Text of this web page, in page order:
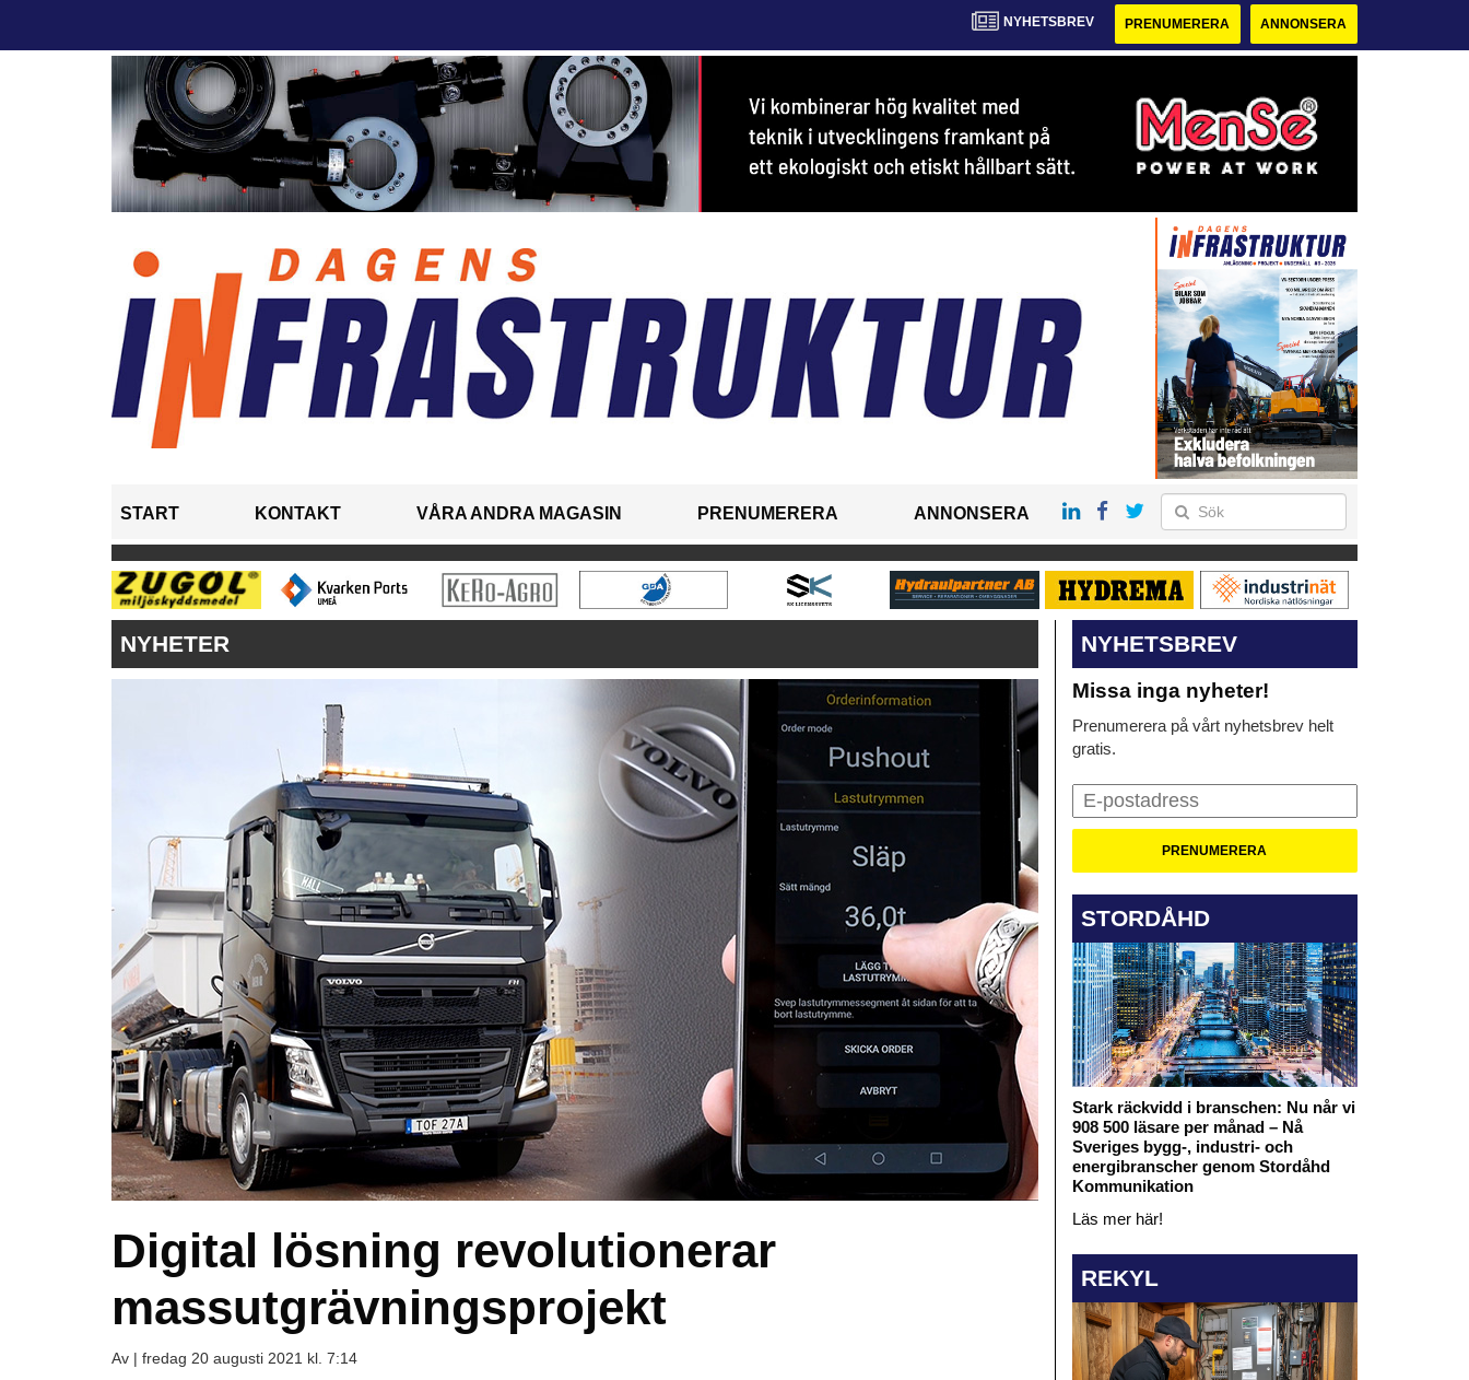
NYHETSBREV PRENUMERERA ANNONSERA
START KONTAKT VÅRA ANDRA MAGASIN PRENUMERERA ANNONSERA
NYHETER
Digital lösning revolutionerar
massutgrävningsprojekt
Av | fredag 20 augusti 2021 kl. 7:14
NYHETSBREV
Missa inga nyheter!
Prenumerera på vårt nyhetsbrev helt
gratis.
STORDÅHD
Stark räckvidd i branschen: Nu når vi
908 500 läsare per månad – Nå
Sveriges bygg-, industri- och
energibranscher genom Stordåhd
Kommunikation
Läs mer här!
REKYL